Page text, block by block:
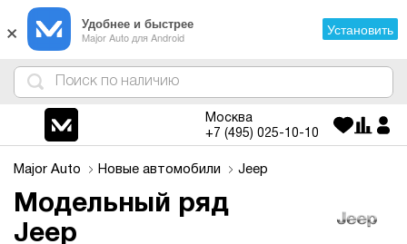
4
1
3
2
Москва
+7 (495) 025-10-10
Major Auto Новые автомобили Jeep
Модельный ряд
Jeep
× Удобнее и быстрее
Major Auto для Android Установить